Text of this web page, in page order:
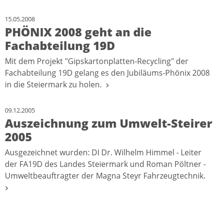
15.05.2008
PHÖNIX 2008 geht an die
Fachabteilung 19D
Mit dem Projekt "Gipskartonplatten-Recycling" der
Fachabteilung 19D gelang es den Jubiläums-Phönix 2008
in die Steiermark zu holen.
09.12.2005
Auszeichnung zum Umwelt-Steirer
2005
Ausgezeichnet wurden: DI Dr. Wilhelm Himmel - Leiter
der FA19D des Landes Steiermark und Roman Pöltner -
Umweltbeauftragter der Magna Steyr Fahrzeugtechnik.